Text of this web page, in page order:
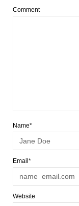
Comment
Name*
Email*
Website